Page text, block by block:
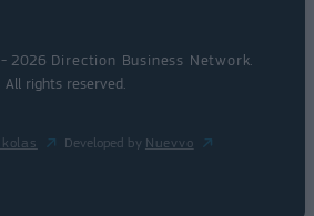
2026 Direction Business Network
All rights reserved.
Developed by Nuevvo